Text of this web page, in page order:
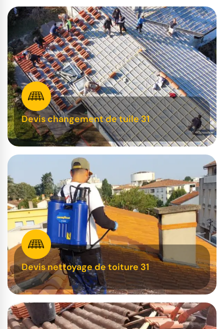
Devis changement de tuile 31
Devis nettoyage de toiture 31